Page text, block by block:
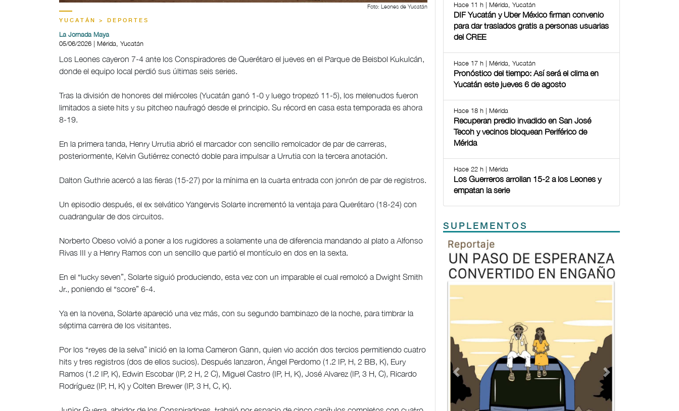
Foto: Leones de Yucatán
YUCATÁN > DEPORTES
La Jornada Maya
05/06/2026 | Mérida, Yucatán
Los Leones cayeron 7-4 ante los Conspiradores de Querétaro el jueves en el Parque de Beisbol Kukulcán,
donde el equipo local perdió sus últimas seis series.
Tras la división de honores del miércoles (Yucatán ganó 1-0 y luego tropezó 11-5), los melenudos fueron
limitados a siete hits y su pitcheo naufragó desde el principio. Su récord en casa esta temporada es ahora
8-19.
En la primera tanda, Henry Urrutia abrió el marcador con sencillo remolcador de par de carreras,
posteriormente, Kelvin Gutiérrez conectó doble para impulsar a Urrutia con la tercera anotación.
Dalton Guthrie acercó a las fieras (15-27) por la mínima en la cuarta entrada con jonrón de par de registros.
Un episodio después, el ex selvático Yangervis Solarte incrementó la ventaja para Querétaro (18-24) con
cuadrangular de dos circuitos.
Norberto Obeso volvió a poner a los rugidores a solamente una de diferencia mandando al plato a Alfonso
Rivas III y a Henry Ramos con un sencillo que partió el montículo en dos en la sexta.
En el “lucky seven”, Solarte siguió produciendo, esta vez con un imparable el cual remolcó a Dwight Smith
Jr., poniendo el “score” 6-4.
Ya en la novena, Solarte apareció una vez más, con su segundo bambinazo de la noche, para timbrar la
séptima carrera de los visitantes.
Por los “reyes de la selva” inició en la loma Cameron Gann, quien vio acción dos tercios permitiendo cuatro
hits y tres registros (dos de ellos sucios). Después lanzaron, Ángel Perdomo (1.2 IP, H, 2 BB, K), Eury
Ramos (1.2 IP, K), Edwin Escobar (IP, 2 H, 2 C), Miguel Castro (IP, H, K), José Alvarez (IP, 3 H, C), Ricardo
Rodríguez (IP, H, K) y Colten Brewer (IP, 3 H, C, K).
Hace 11 h | Mérida, Yucatán
DIF Yucatán y Uber México firman convenio
para dar traslados gratis a personas usuarias
del CREE
Hace 17 h | Mérida, Yucatán
Pronóstico del tiempo: Así será el clima en
Yucatán este jueves 6 de agosto
Hace 18 h | Mérida
Recuperan predio invadido en San José
Tecoh y vecinos bloquean Periférico de
Mérida
Hace 22 h | Mérida
Los Guerreros arrollan 15-2 a los Leones y
empatan la serie
SUPLEMENTOS
Previous Next